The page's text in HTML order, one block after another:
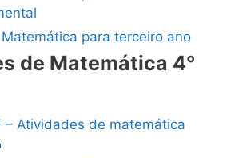
para terceiro ano
de Matemática 4°
– Atividades de matemática